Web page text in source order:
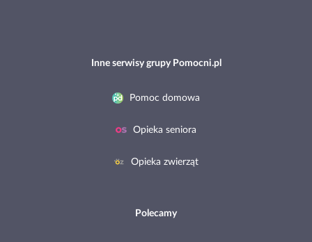
Inne serwisy grupy Pomocni.pl
Pomoc domowa
Opieka seniora
Opieka zwierząt
Polecamy